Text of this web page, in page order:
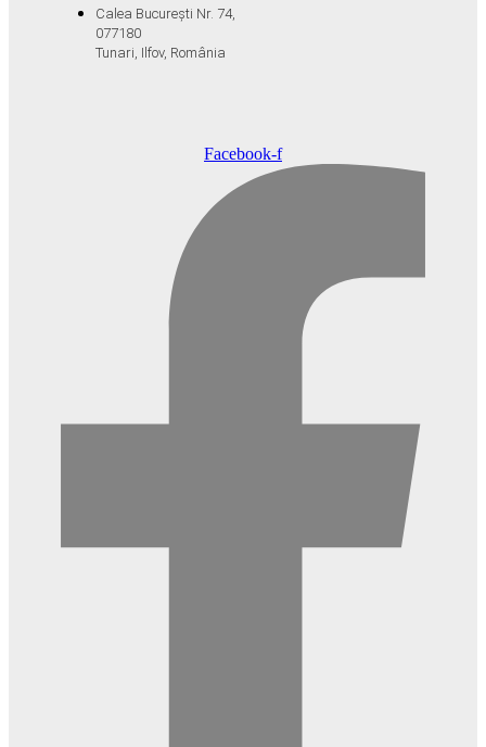
Calea București Nr. 74,
077180
Tunari, Ilfov, România
Facebook-f